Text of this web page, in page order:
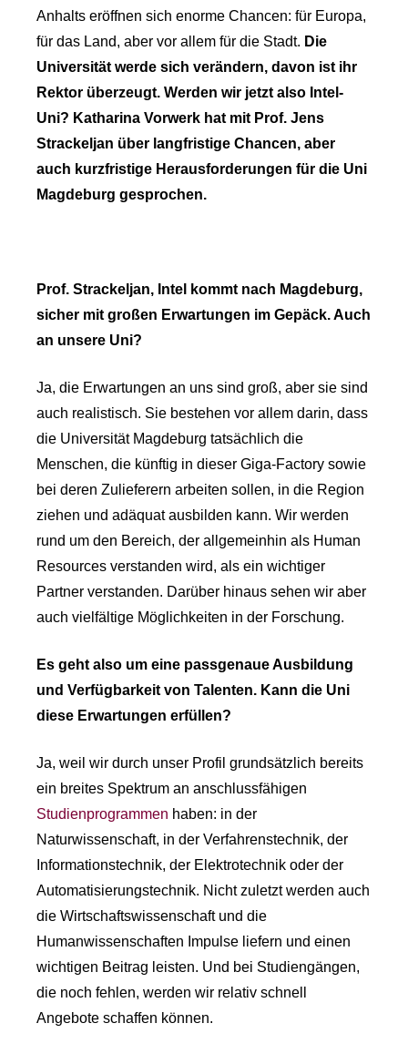
Anhalts eröffnen sich enorme Chancen: für Europa,
für das Land, aber vor allem für die Stadt. Die
Universität werde sich verändern, davon ist ihr
Rektor überzeugt. Werden wir jetzt also Intel-
Uni? Katharina Vorwerk hat mit Prof. Jens
Strackeljan über langfristige Chancen, aber
auch kurzfristige Herausforderungen für die Uni
Magdeburg gesprochen.
Prof. Strackeljan, Intel kommt nach Magdeburg,
sicher mit großen Erwartungen im Gepäck. Auch
an unsere Uni?
Ja, die Erwartungen an uns sind groß, aber sie sind
auch realistisch. Sie bestehen vor allem darin, dass
die Universität Magdeburg tatsächlich die
Menschen, die künftig in dieser Giga-Factory sowie
bei deren Zulieferern arbeiten sollen, in die Region
ziehen und adäquat ausbilden kann. Wir werden
rund um den Bereich, der allgemeinhin als Human
Resources verstanden wird, als ein wichtiger
Partner verstanden. Darüber hinaus sehen wir aber
auch vielfältige Möglichkeiten in der Forschung.
Es geht also um eine passgenaue Ausbildung
und Verfügbarkeit von Talenten. Kann die Uni
diese Erwartungen erfüllen?
Ja, weil wir durch unser Profil grundsätzlich bereits
ein breites Spektrum an anschlussfähigen
Studienprogrammen haben: in der
Naturwissenschaft, in der Verfahrenstechnik, der
Informationstechnik, der Elektrotechnik oder der
Automatisierungstechnik. Nicht zuletzt werden auch
die Wirtschaftswissenschaft und die
Humanwissenschaften Impulse liefern und einen
wichtigen Beitrag leisten. Und bei Studiengängen,
die noch fehlen, werden wir relativ schnell
Angebote schaffen können.